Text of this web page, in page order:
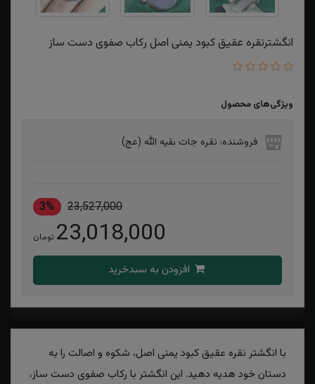
انگشترنقره عقیق کبود یمنی اصل رکاب صفوی دست ساز
ویژگی‌های محصول
فروشنده: نقره جات بقیه الله (عج)
23,527,000
3%
23,018,000 تومان
با انگشتر نقره عقیق کبود یمنی اصل، شکوه و اصالت را به
دستان خود هدیه دهید. این انگشتر با رکاب صفوی دست ساز،